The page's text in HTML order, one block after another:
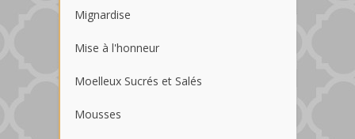
Mignardise
Mise à l'honneur
Moelleux Sucrés et Salés
Mousses